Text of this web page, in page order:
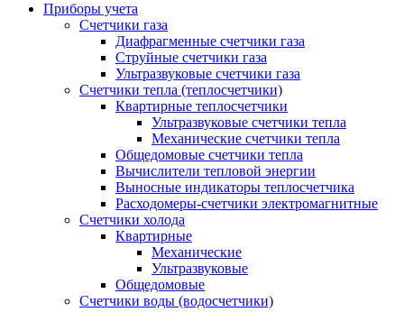
Приборы учета
Счетчики газа
Диафрагменные счетчики газа
Струйные счетчики газа
Ультразвуковые счетчики газа
Счетчики тепла (теплосчетчики)
Квартирные теплосчетчики
Ультразвуковые счетчики тепла
Механические счетчики тепла
Общедомовые счетчики тепла
Вычислители тепловой энергии
Выносные индикаторы теплосчетчика
Расходомеры-счетчики электромагнитные
Счетчики холода
Квартирные
Механические
Ультразвуковые
Общедомовые
Счетчики воды (водосчетчики)